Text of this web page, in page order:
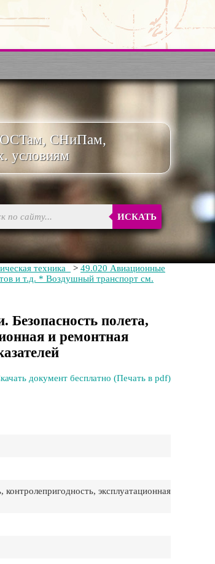
СНиПам,
условиям
ИСКАТЬ
техника > 49.020 Авиационные
и т.д. * Воздушный транспорт см.
полета,
и ремонтная
документ бесплатно (Печать в pdf)
эксплуатационная